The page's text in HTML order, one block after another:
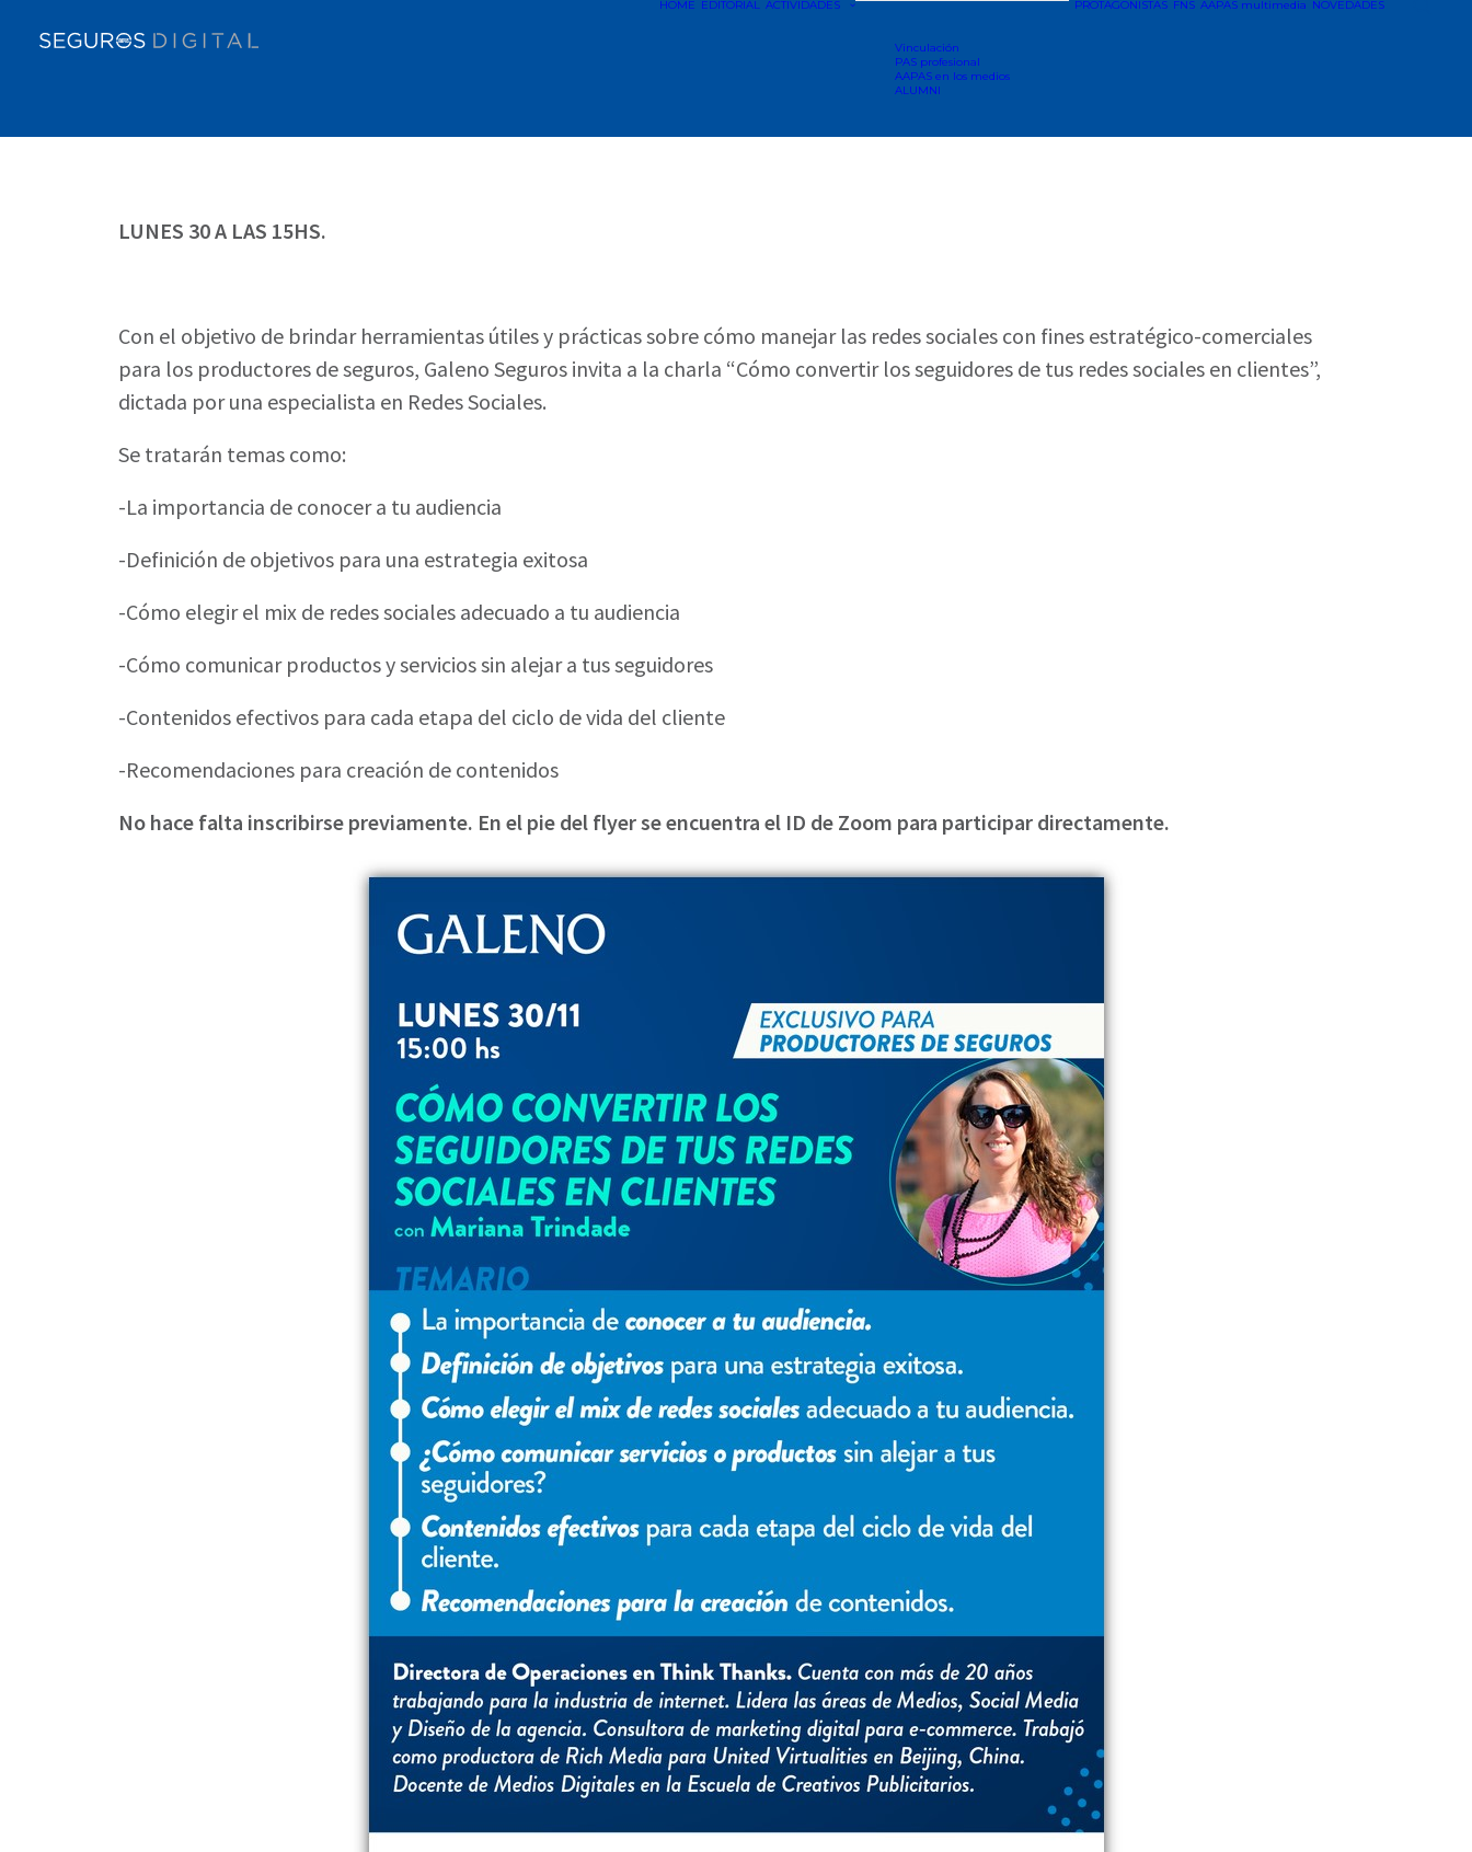
HOME EDITORIAL ACTIVIDADES
Vinculación
PAS profesional
AAPAS en los medios
ALUMNI
PROTAGONISTAS FNS AAPAS multimedia NOVEDADES
LUNES 30 A LAS 15HS.
Con el objetivo de brindar herramientas útiles y prácticas sobre cómo manejar las redes sociales con fines estratégico-comerciales
para los productores de seguros, Galeno Seguros invita a la charla “Cómo convertir los seguidores de tus redes sociales en clientes”,
dictada por una especialista en Redes Sociales.
Se tratarán temas como:
-La importancia de conocer a tu audiencia
-Definición de objetivos para una estrategia exitosa
-Cómo elegir el mix de redes sociales adecuado a tu audiencia
-Cómo comunicar productos y servicios sin alejar a tus seguidores
-Contenidos efectivos para cada etapa del ciclo de vida del cliente
-Recomendaciones para creación de contenidos
No hace falta inscribirse previamente. En el pie del flyer se encuentra el ID de Zoom para participar directamente.